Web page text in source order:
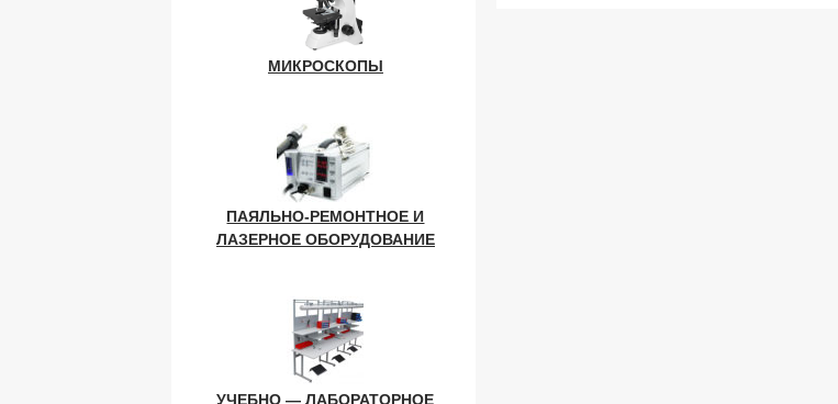
МИКРОСКОПЫ
ПАЯЛЬНО-РЕМОНТНОЕ И
ЛАЗЕРНОЕ ОБОРУДОВАНИЕ
УЧЕБНО — ЛАБОРАТОРНОЕ